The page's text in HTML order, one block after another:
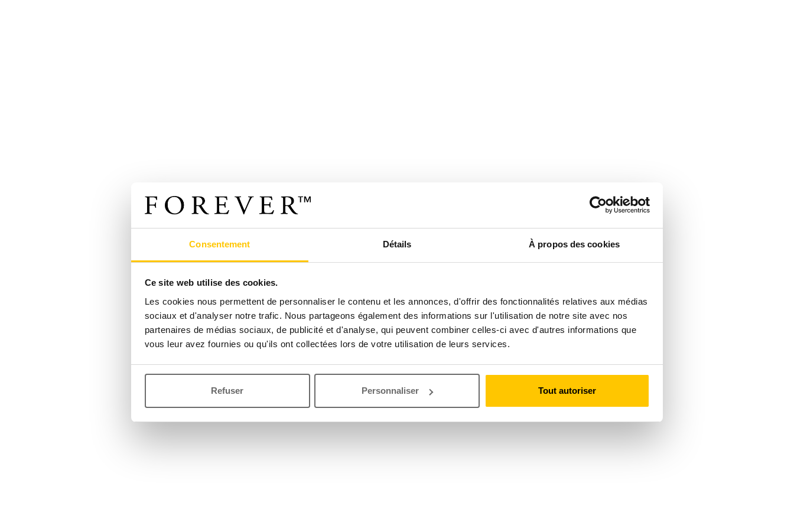
Consentement Détails À propos des cookies
Ce site web utilise des cookies.
Les cookies nous permettent de personnaliser le contenu et les annonces, d'offrir des fonctionnalités relatives aux médias
sociaux et d'analyser notre trafic. Nous partageons également des informations sur l'utilisation de notre site avec nos
partenaires de médias sociaux, de publicité et d'analyse, qui peuvent combiner celles-ci avec d'autres informations que
vous leur avez fournies ou qu'ils ont collectées lors de votre utilisation de leurs services.
Refuser Personnaliser Tout autoriser